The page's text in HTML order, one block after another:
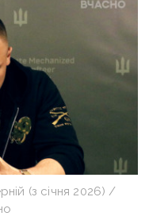
(з січня 2026) /